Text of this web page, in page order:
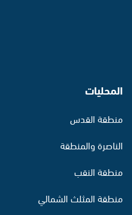
المحليات
منطقة القدس
الناصرة والمنطقة
منطقة النقب
منطقة المثلث الشمالي